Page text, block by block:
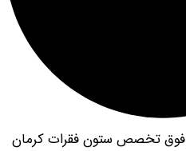
ستون فقرات کرمان